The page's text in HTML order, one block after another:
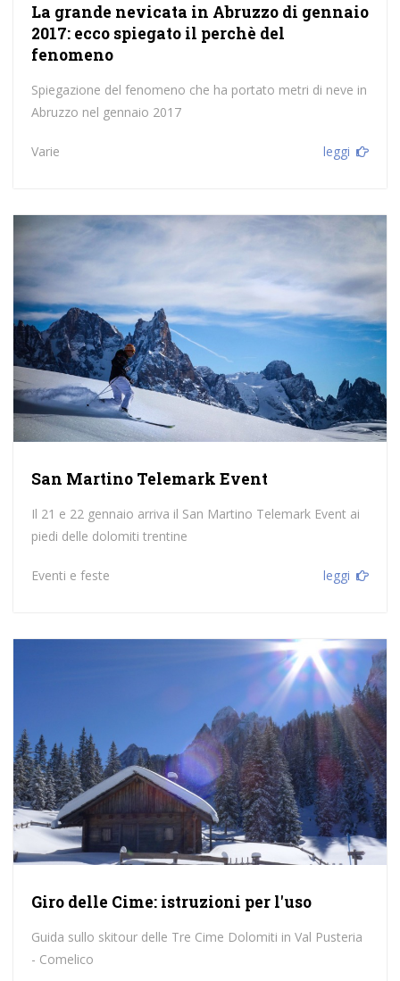
La grande nevicata in Abruzzo di gennaio
2017: ecco spiegato il perchè del
fenomeno
Spiegazione del fenomeno che ha portato metri di neve in
Abruzzo nel gennaio 2017
Varie leggi
San Martino Telemark Event
Il 21 e 22 gennaio arriva il San Martino Telemark Event ai
piedi delle dolomiti trentine
Eventi e feste leggi
Giro delle Cime: istruzioni per l'uso
Guida sullo skitour delle Tre Cime Dolomiti in Val Pusteria
- Comelico